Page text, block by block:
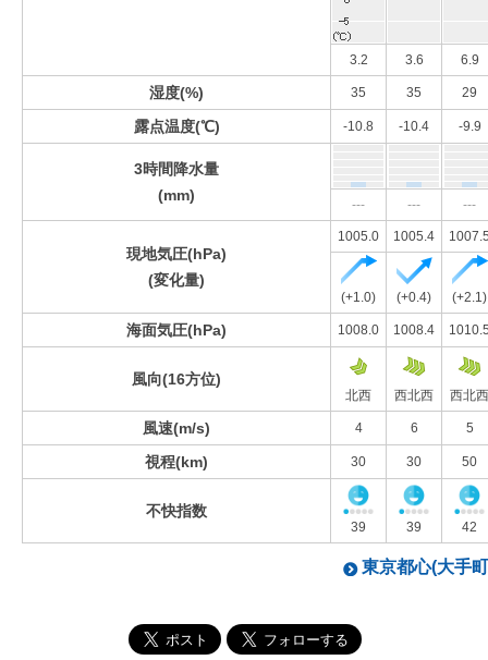
3.2 3.6 6.9
湿度(%) 35 35 29
露点温度(℃) -10.8 -10.4 -9.9
3時間降水量
(mm)
--- --- ---
現地気圧(hPa)
(変化量)
1005.0 1005.4
(+1.0) (+0.4) (+2.1)
海面気圧(hPa) 1008.0 1008.4
風向(16方位)
北西 西北西 西北西
風速(m/s) 4 6 5
視程(km) 30 30 50
不快指数
39 39 42
東京都心(大手